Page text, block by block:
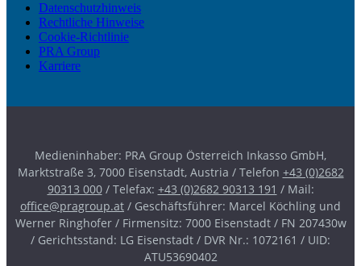
Datenschutzhinweis
Rechtliche Hinweise
Cookie-Richtlinie
PRA Group
Karriere
Medieninhaber: PRA Group Österreich Inkasso GmbH,
Marktstraße 3, 7000 Eisenstadt, Austria / Telefon +43 (0)2682
90313 000/ Telefax: +43 (0)2682 90313 191 / Mail:
office@pragroup.at / Geschäftsführer: Marcel Köchling und
Werner Ringhofer / Firmensitz: 7000 Eisenstadt / FN 207430w
/ Gerichtsstand: LG Eisenstadt / DVR Nr.: 1072161 / UID:
ATU53690402